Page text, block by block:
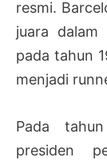
resmi.
juara dalam
pada tahun
menjadi
Pada
presiden